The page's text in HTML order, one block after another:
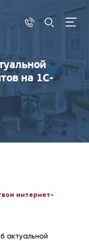
на 1С-
интернет-
актуальной